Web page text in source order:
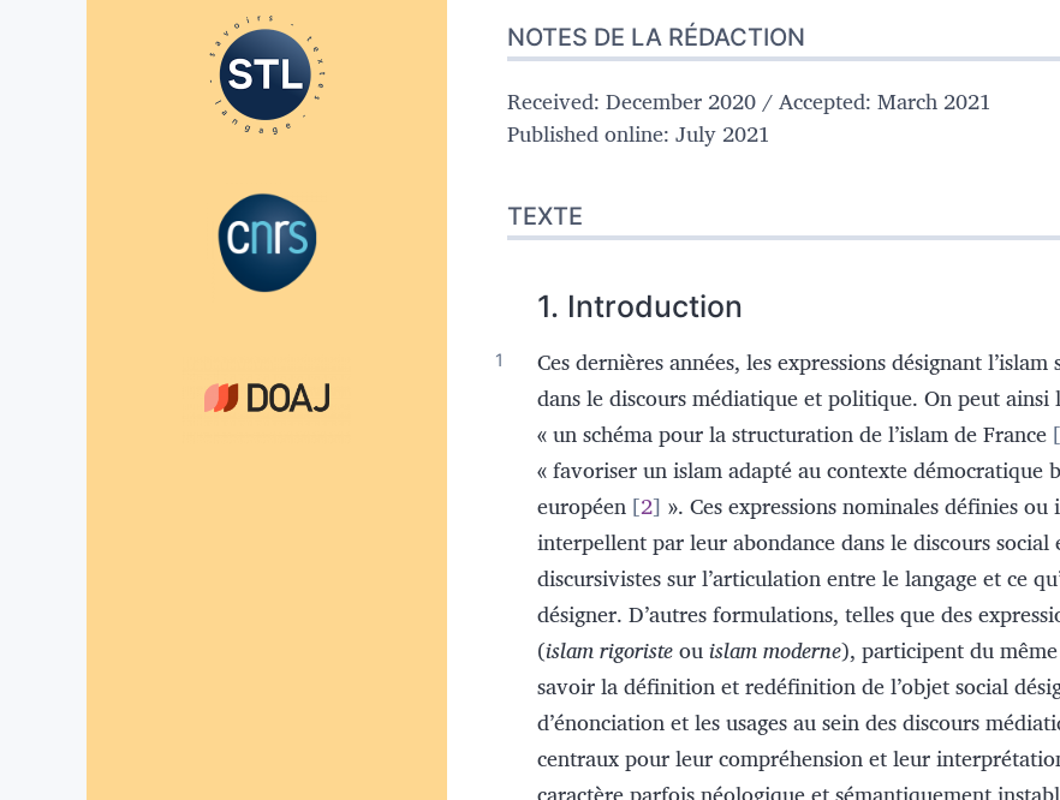
NOTES DE LA RÉDACTION
Received: December 2020 / Accepted: March 2021
Published online: July 2021
TEXTE
1. Introduction
Ces dernières années, les expressions désignant
dans le discours médiatique et politique. On peut ainsi
« un schéma pour la structuration de l’islam de France
« favoriser un islam adapté au contexte démocratique
européen 2 ». Ces expressions nominales définies ou
interpellent par leur abondance dans le discours
discursivistes sur l’articulation entre le langage et ce
désigner. D’autres formulations, telles que des
(islam rigoristeouislam moderne), participent du
savoir la définition et redéfinition de l’objet social
d’énonciation et les usages au sein des discours
centraux pour leur compréhension et leur